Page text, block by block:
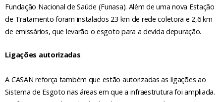
Fundação Nacional de Saúde (Funasa). Além de uma nova Estação
de Tratamento foram instalados 23 km de rede coletora e 2,6 km
de emissários, que levarão o esgoto para a devida depuração.
Ligações autorizadas
A CASAN reforça também que estão autorizadas as ligações ao
Sistema de Esgoto nas áreas em que a infraestrutura foi ampliada.